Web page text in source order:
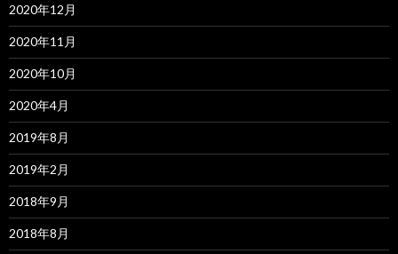
2020年12月
2020年11月
2020年10月
2020年4月
2019年8月
2019年2月
2018年9月
2018年8月